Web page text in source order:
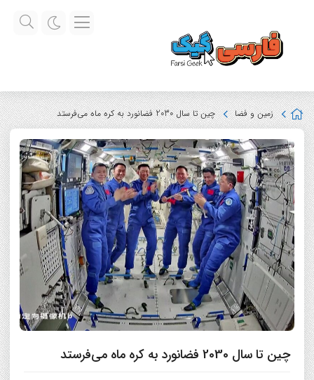
زمین و فضا چین تا سال 2030 فضانورد به کره ماه می‌فرستد
چین تا سال 2030 فضانورد به کره ماه می‌فرستد